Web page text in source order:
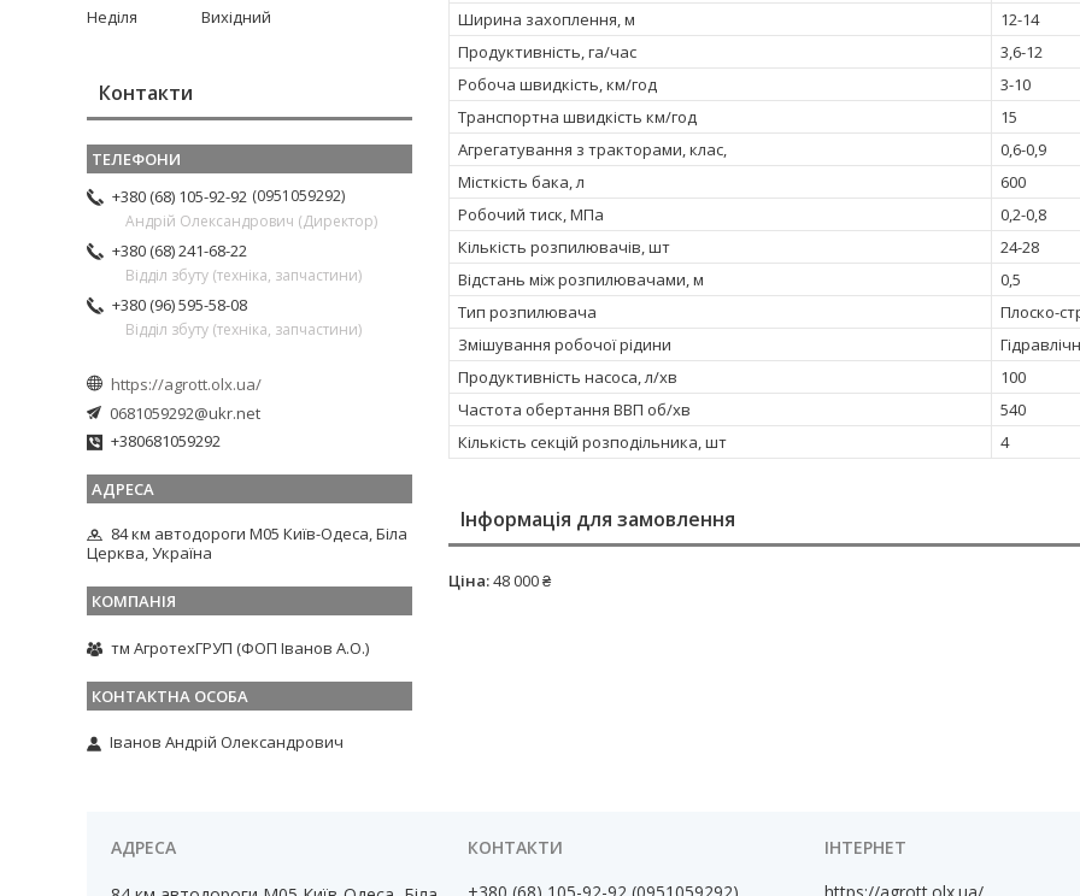
Ширина захоплення, м
12-14
Продуктивність, га/час
3,6-12
Робоча швидкість, км/год
3-10
Транспортна швидкість км/год
15
Агрегатування з тракторами, клас,
0,6-0,9
Місткість бака, л
600
Робочий тиск, МПа
0,2-0,8
Кількість розпилювачів, шт
24-28
Відстань між розпилювачами, м
0,5
Тип розпилювача
Плоско-
Змішування робочої рідини
Продуктивність насоса, л/хв
100
Частота обертання ВВП об/хв
540
Кількість секцій розподільника, шт
4
Інформація для замовлення
Ціна:48 000 ₴
Неділя
Вихідний
Контакти
+380 (68) 105-92-92 0951059292
Андрій Олександрович (Директор)
+380 (68) 241-68-22
Відділ збуту (техніка, запчастини)
+380 (96) 595-58-08
Відділ збуту (техніка, запчастини)
https://agrott.olx.ua/
0681059292@ukr.net
+380681059292
84 км автодороги М05 Київ-Одеса, Біла
Церква, Україна
тм АгротехГРУП (ФОП Іванов А.О.)
Іванов Андрій Олександрович